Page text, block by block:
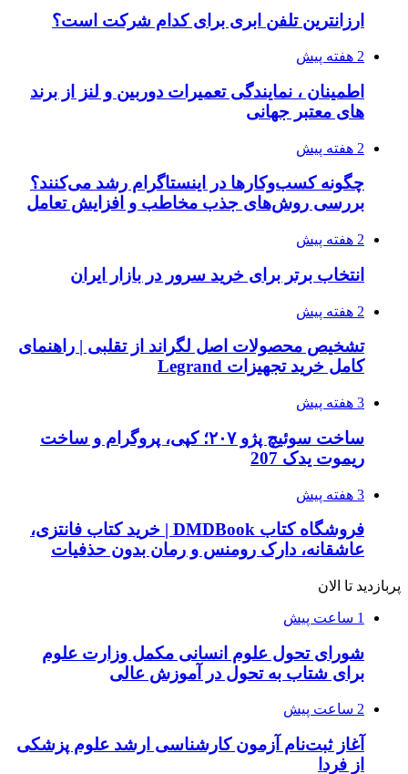
ارزانترین تلفن ابری برای کدام شرکت است؟
2 هفته پیش
اطمینان ، نمایندگی تعمیرات دوربین و لنز از برند
های معتبر جهانی
2 هفته پیش
چگونه کسب‌وکارها در اینستاگرام رشد می‌کنند؟
بررسی روش‌های جذب مخاطب و افزایش تعامل
2 هفته پیش
انتخاب برتر برای خرید سرور در بازار ایران
2 هفته پیش
تشخیص محصولات اصل لگراند از تقلبی | راهنمای
کامل خرید تجهیزات Legrand
3 هفته پیش
ساخت سوئیچ پژو ۲۰۷؛ کپی، پروگرام و ساخت
ریموت یدک 207
3 هفته پیش
فروشگاه کتاب DMDBook | خرید کتاب فانتزی،
عاشقانه، دارک رومنس و رمان بدون حذفیات
پربازدید تا الان
1 ساعت پیش
شورای تحول علوم انسانی مکمل وزارت علوم
برای شتاب به تحول در آموزش عالی
2 ساعت پیش
آغاز ثبت‌نام‌ آزمون کارشناسی ارشد علوم پزشکی
از فردا